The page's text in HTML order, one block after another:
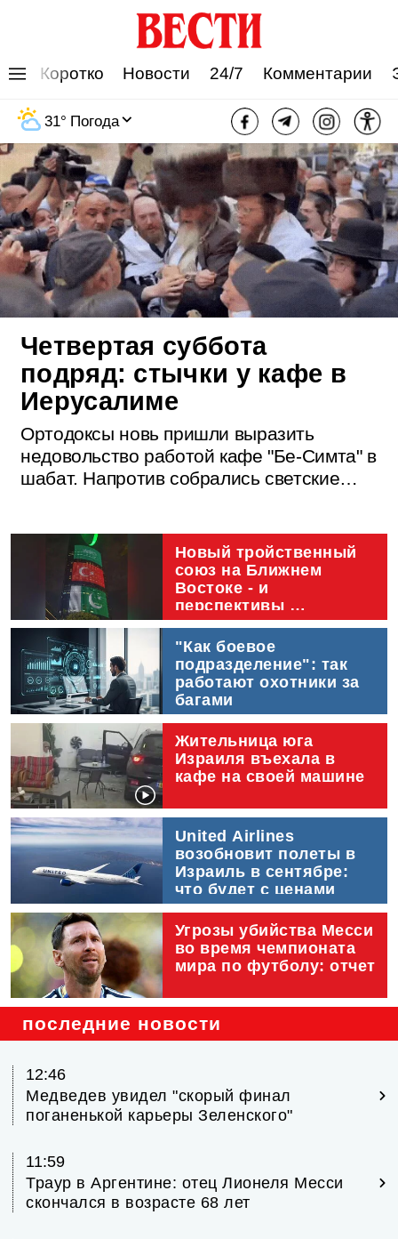
Коротко Новости 24/7 Комментарии
31° Погода
Четвертая суббота
подряд: стычки у кафе в
Иерусалиме
Ортодоксы новь пришли выразить
недовольство работой кафе "Бе-Симта" в
шабат. Напротив собрались светские
полицией
Новый тройственный
союз на Ближнем
Востоке - и
перспективы
нормализации
"Как боевое
подразделение": так
работают охотники за
багами
Жительница юга
Израиля въехала в
кафе на своей машине
United Airlines
возобновит полеты в
Израиль в сентябре:
что будет с ценами
Угрозы убийства Месси
во время чемпионата
мира по футболу: отчет
последние новости
12:46
Медведев увидел "скорый финал
поганенькой карьеры Зеленского"
11:59
Траур в Аргентине: отец Лионеля Месси
скончался в возрасте 68 лет